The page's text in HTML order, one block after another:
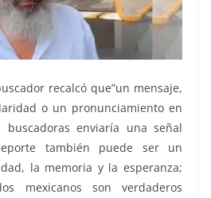
recalcó que”un mensaje,
o un pronunciamiento en
enviaría una señal
también puede ser un
la memoria y la esperanza;
mexicanos son verdaderos